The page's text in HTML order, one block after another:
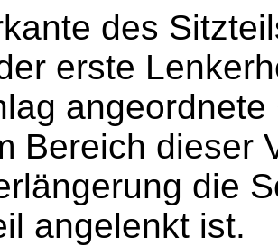
des
erste
Bereich dieser
die
angelenkt ist.